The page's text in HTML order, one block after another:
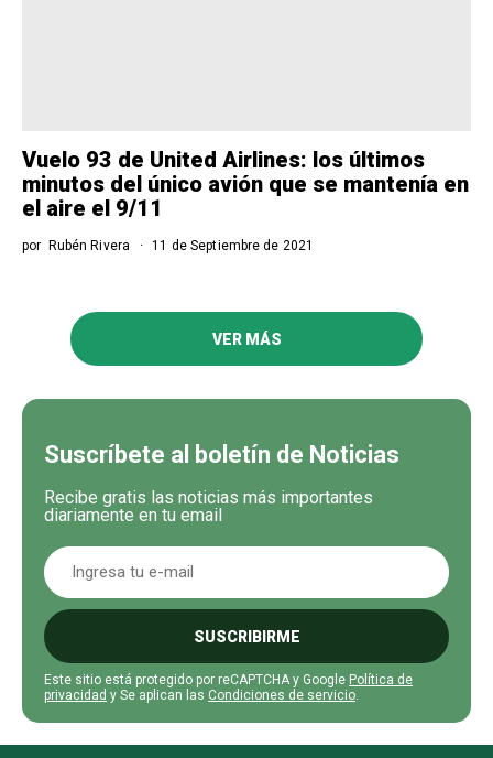
Vuelo 93 de United Airlines: los últimos
minutos del único avión que se mantenía en
el aire el 9/11
por Rubén Rivera 11 de Septiembre de 2021
VER MÁS
Suscríbete al boletín de Noticias
Recibe gratis las noticias más importantes
diariamente en tu email
SUSCRIBIRME
Este sitio está protegido por reCAPTCHA y Google Política de
privacidad y Se aplican las Condiciones de servicio.